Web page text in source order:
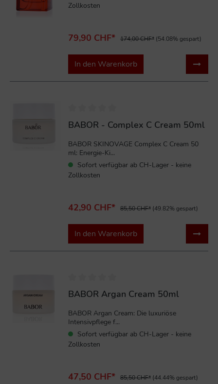
Zollkosten
79,90 CHF* 174,00 CHF* (54.08% gespart)
In den Warenkorb
BABOR - Complex C Cream 50ml
BABOR SKINOVAGE Complex C Cream 50
ml: Energie-Ki...
Sofort verfügbar ab CH-Lager - keine
Zollkosten
42,90 CHF* 85,50 CHF* (49.82% gespart)
In den Warenkorb
BABOR Argan Cream 50ml
BABOR Argan Cream: Die luxuriöse
Intensivpflege f...
Sofort verfügbar ab CH-Lager - keine
Zollkosten
47,50 CHF* 85,50 CHF* (44.44% gespart)